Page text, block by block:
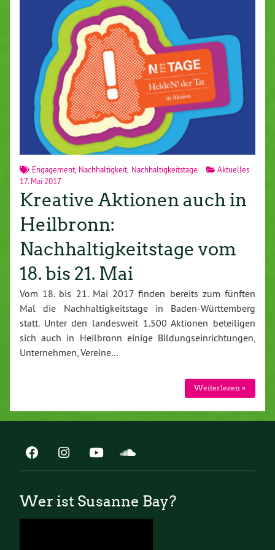
Engagement Nachhaltigkeit Nachhaltigkeitstage
Aktuelles
17. Mai 2017
Kreative Aktionen auch in
Heilbronn:
Nachhaltigkeitstage vom
18. bis 21. Mai
Vom 18. bis 21. Mai 2017 finden bereits zum fünften
Mal die Nachhaltigkeitstage in Baden-Württemberg
statt. Unter den landesweit 1.500 Aktionen beteiligen
sich auch in Heilbronn einige Bildungseinrichtungen,
Unternehmen, Vereine…
Weiterlesen »
Wer ist Susanne Bay?